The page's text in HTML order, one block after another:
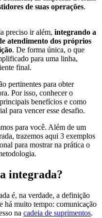
de suas operações.
preciso ir além, integrando a
atendimento dos próprios
. De forma única, o que
para uma linha,
final.
pertinentes para obter
Por isso, conhecer o
benefícios e como
para vencer esse desafio.
para você. Além de um
trazemos aqui 3 exemplos
para mostrar na prática o
integrada?
é, na verdade, a definição
há muito tempo: comunicação
na cadeia de suprimentos.